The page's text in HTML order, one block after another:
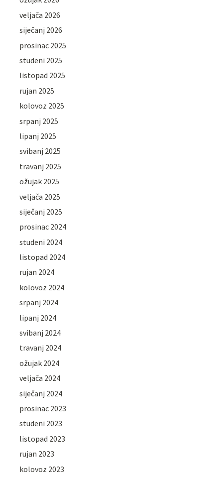
veljača 2026
siječanj 2026
prosinac 2025
studeni 2025
listopad 2025
rujan 2025
kolovoz 2025
srpanj 2025
lipanj 2025
svibanj 2025
travanj 2025
ožujak 2025
veljača 2025
siječanj 2025
prosinac 2024
studeni 2024
listopad 2024
rujan 2024
kolovoz 2024
srpanj 2024
lipanj 2024
svibanj 2024
travanj 2024
ožujak 2024
veljača 2024
siječanj 2024
prosinac 2023
studeni 2023
listopad 2023
rujan 2023
kolovoz 2023